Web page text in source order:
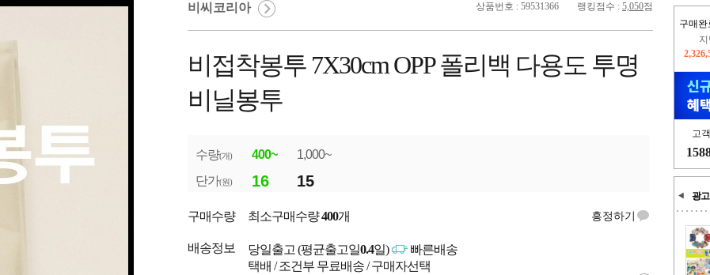
구매완
고
광고
상품번호 : 59531366 랭킹점수 : 5,050점
비씨코리아
비접착봉투 7X30cm OPP 폴리백 다용도 투명
비닐봉투
수량(개) 400~
1,000~
단가(원) 16 15
구매수량 최소구매수량400개 흥정하기
배송정보 당일출고 (평균출고일0.4일)
빠른배송
택배 / 조건부 무료배송 / 구매자선택